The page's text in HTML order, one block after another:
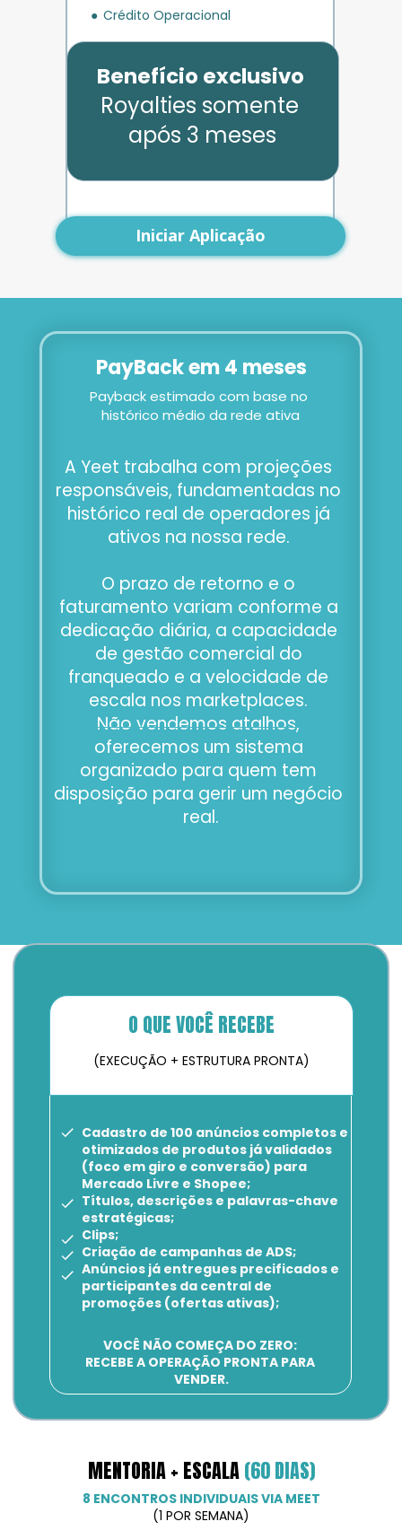
Crédito Operacional
Iniciar Aplicação
Royalties somente
após 3 meses
Benefício exclusivo
PayBack em 4 meses
Payback estimado com base no
histórico médio da rede ativa
A Yeet trabalha com projeções
responsáveis, fundamentadas no
histórico real de operadores já
ativos na nossa rede.
O prazo de retorno e o
faturamento variam conforme a
dedicação diária, a capacidade
de gestão comercial do
franqueado e a velocidade de
escala nos marketplaces.
Não vendemos atalhos,
oferecemos um sistema
organizado para quem tem
disposição para gerir um negócio
real.
MENTORIA + ESCALA (60 DIAS)
O QUE VOCÊ RECEBE
8 ENCONTROS INDIVIDUAIS VIA MEET
(1 POR SEMANA)
(EXECUÇÃO + ESTRUTURA PRONTA)
Cadastro de 100 anúncios completos e
otimizados de produtos já validados
(foco em giro e conversão) para
Mercado Livre e Shopee;
Títulos, descrições e palavras-chave
estratégicas;
Clips;
Criação de campanhas de ADS;
Anúncios já entregues precificados e
participantes da central de
promoções (ofertas ativas);
VOCÊ NÃO COMEÇA DO ZERO:
RECEBE A OPERAÇÃO PRONTA PARA
VENDER.